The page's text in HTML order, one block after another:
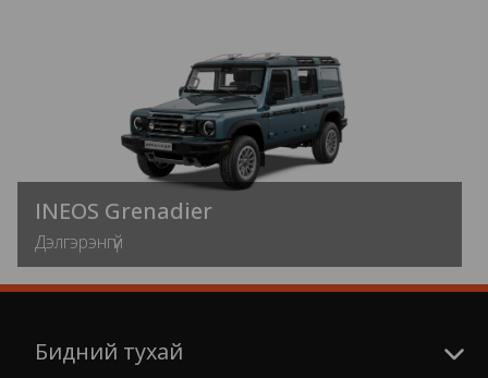
INEOS Grenadier
Дэлгэрэнгүй
Бидний тухай